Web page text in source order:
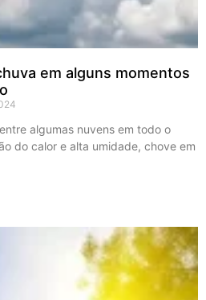
em alguns momentos
algumas nuvens em todo o
do calor e alta umidade, chove em